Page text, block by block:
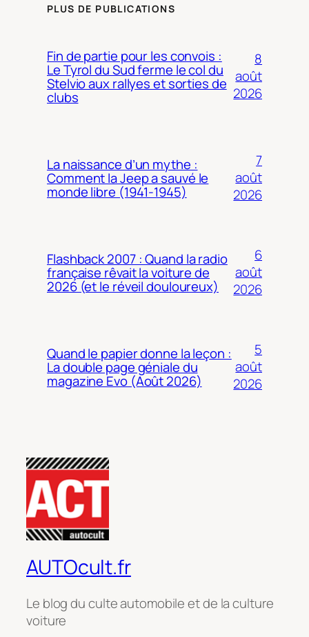
PLUS DE PUBLICATIONS
Fin de partie pour les convois :
Le Tyrol du Sud ferme le col du
Stelvio aux rallyes et sorties de
clubs
8
août
2026
La naissance d’un mythe :
Comment la Jeep a sauvé le
monde libre (1941-1945)
7
août
2026
Flashback 2007 : Quand la radio
française rêvait la voiture de
2026 (et le réveil douloureux)
6
août
2026
Quand le papier donne la leçon :
La double page géniale du
magazine Evo (Août 2026)
5
août
2026
AUTOcult.fr
Le blog du culte automobile et de la culture
voiture